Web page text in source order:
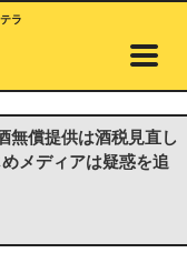
ラ
無償提供は酒税見直し
メディアは疑惑を追